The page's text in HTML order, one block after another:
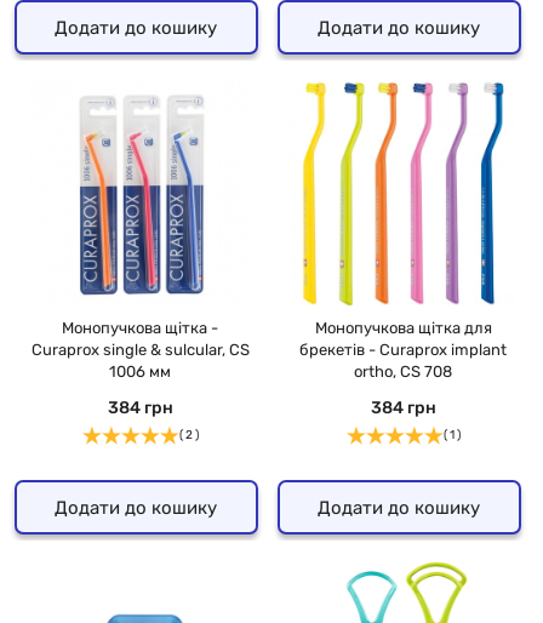
Додати до кошику Додати до кошику
Монопучкова щітка -
Curaprox single & sulcular, CS
1006 мм
384 грн
( 2 )
Додати до кошику
Монопучкова щітка для
брекетів - Curaprox implant
ortho, CS 708
384 грн
( 1 )
Додати до кошику